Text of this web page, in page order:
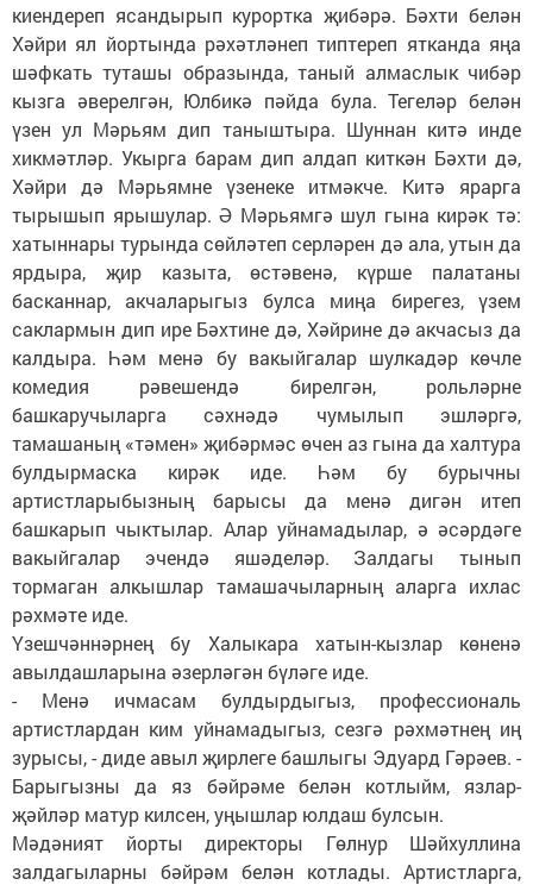
киендереп ясандырып курортка җибәрә. Бәхти белән
Хәйри ял йортында рәхәтләнеп типтереп ятканда яңа
шәфкать туташы образында, таный алмаслык чибәр
кызга әверелгән, Юлбикә пәйда була. Тегеләр белән
үзен ул Мәрьям дип таныштыра. Шуннан китә инде
хикмәтләр. Укырга барам дип алдап киткән Бәхти дә,
Хәйри дә Мәрьямне үзенеке итмәкче. Китә ярарга
тырышып ярышулар. Ә Мәрьямгә шул гына кирәк тә:
хатыннары турында сөйләтеп серләрен дә ала, утын да
ярдыра, җир казыта, өстәвенә, күрше палатаны
басканнар, акчаларыгыз булса миңа бирегез, үзем
саклармын дип ире Бәхтине дә, Хәйрине дә акчасыз да
калдыра. Һәм менә бу вакыйгалар шулкадәр көчле
комедия рәвешендә бирелгән, рольләрне
башкаручыларга сәхнәдә чумылып эшләргә,
тамашаның «тәмен» җибәрмәс өчен аз гына да халтура
булдырмаска кирәк иде. Һәм бу бурычны
артистларыбызның барысы да менә дигән итеп
башкарып чыктылар. Алар уйнамадылар, ә әсәрдәге
вакыйгалар эчендә яшәделәр. Залдагы тынып
тормаган алкышлар тамашачыларның аларга ихлас
рәхмәте иде.
Үзешчәннәрнең бу Халыкара хатын-кызлар көненә
авылдашларына әзерләгән бүләге иде.
- Менә ичмасам булдырдыгыз, профессиональ
артистлардан ким уйнамадыгыз, сезгә рәхмәтнең иң
зурысы, - диде авыл җирлеге башлыгы Эдуард Гәрәев. -
Барыгызны да яз бәйрәме белән котлыйм, язлар-
җәйләр матур килсен, уңышлар юлдаш булсын.
Мәдәният йорты директоры Гөлнур Шәйхуллина
залдагыларны бәйрәм белән котлады. Артистларга,